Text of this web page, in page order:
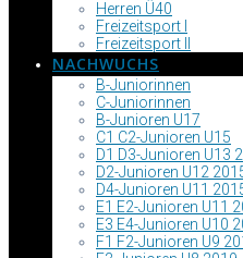
Herren Ü40
Freizeitsport I
Freizeitsport II
NACHWUCHS
B-Juniorinnen
C-Juniorinnen
B-Junioren U17
C1 C2-Junioren U15
D1 D3-Junioren U13
D2-Junioren U12
D4-Junioren U11
E1 E2-Junioren U11
E3 E4-Junioren U10
F1 F2-Junioren U9